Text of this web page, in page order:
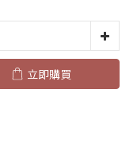
立即購買